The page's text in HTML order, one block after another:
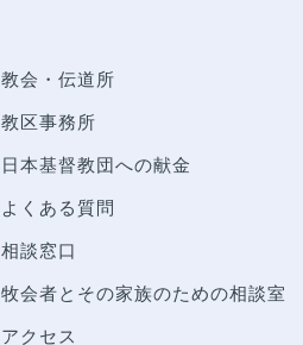
教会・伝道所
教区事務所
日本基督教団への献金
よくある質問
相談窓口
牧会者とその家族のための相談室
アクセス